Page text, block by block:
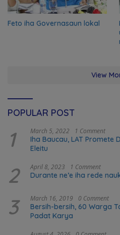
Feto iha Governasaun lokal
View
POPULAR POST
1 March 5, 2022 1 Comment
Iha Baucau, LAT Promete
Eleitu
2 April 8, 2023 1 Comment
Durante ne’e iha rede
3 March 16, 2019 0 Comment
Bersih-bersih, 60 Warga
Padat Karya